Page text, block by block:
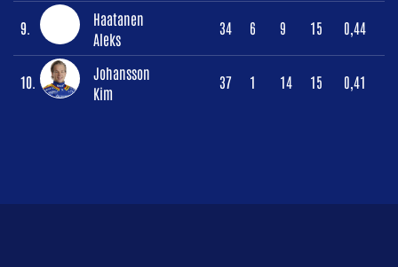
9.
Haatanen
Aleks
34 6 9 15 0,44
10.
Johansson
Kim
37 1 14 15 0,41